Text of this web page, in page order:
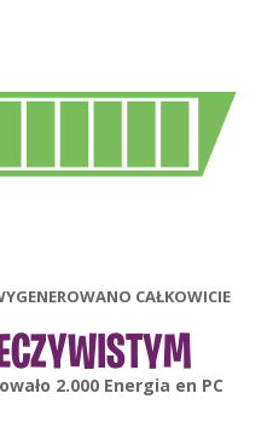
CAŁKOWICIE
6.000Energia enAndroid